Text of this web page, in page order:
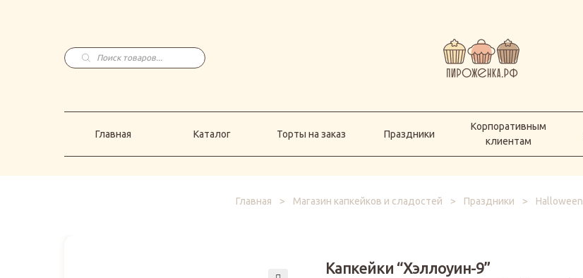
Поиск
товаров
Главная Каталог Торты на заказ Праздники
Корпоративным
клиентам
Главная > Магазин капкейков и сладостей > Праздники > Halloween
Капкейки “Хэллоуин-9”